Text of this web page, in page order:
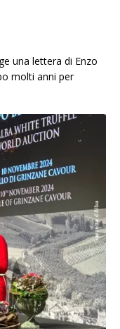
una lettera di Enzo
molti anni per